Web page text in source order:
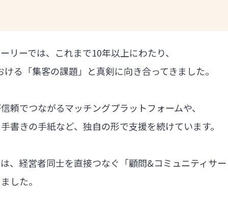
リーでは、これまで10年以上にわたり、
る「集客の課題」と真剣に向き合ってきました。
頼でつながるマッチングプラットフォームや、
書きの手紙など、独自の形で支援を続けています。
、経営者同士を直接つなぐ「顧問&コミュニティサ
した。